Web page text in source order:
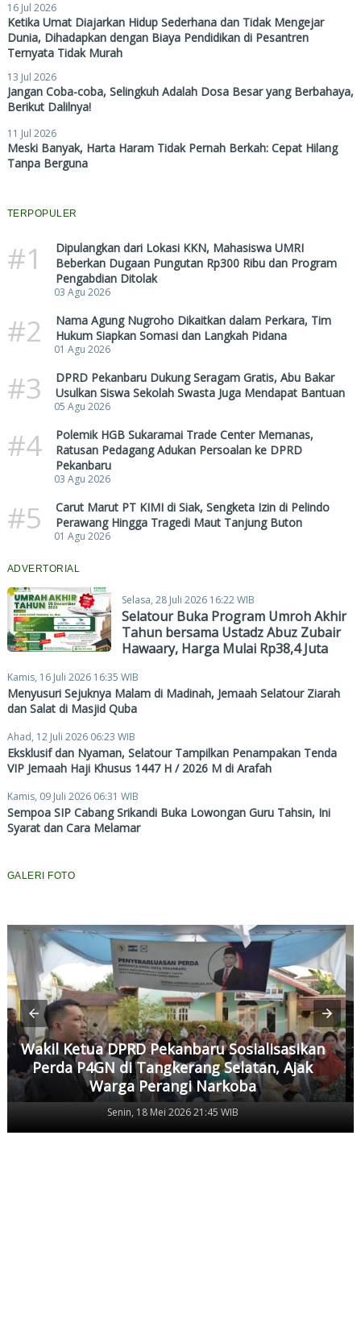
16 Jul 2026
Ketika Umat Diajarkan Hidup Sederhana dan Tidak Mengejar
Dunia, Dihadapkan dengan Biaya Pendidikan di Pesantren
Ternyata Tidak Murah
13 Jul 2026
Jangan Coba-coba, Selingkuh Adalah Dosa Besar yang Berbahaya,
Berikut Dalilnya!
11 Jul 2026
Meski Banyak, Harta Haram Tidak Pernah Berkah: Cepat Hilang
Tanpa Berguna
TERPOPULER
#1
Dipulangkan dari Lokasi KKN, Mahasiswa UMRI
Beberkan Dugaan Pungutan Rp300 Ribu dan Program
Pengabdian Ditolak
03 Agu 2026
#2
Nama Agung Nugroho Dikaitkan dalam Perkara, Tim
Hukum Siapkan Somasi dan Langkah Pidana
01 Agu 2026
#3
DPRD Pekanbaru Dukung Seragam Gratis, Abu Bakar
Usulkan Siswa Sekolah Swasta Juga Mendapat Bantuan
05 Agu 2026
#4
Polemik HGB Sukaramai Trade Center Memanas,
Ratusan Pedagang Adukan Persoalan ke DPRD
Pekanbaru
03 Agu 2026
#5
Carut Marut PT KIMI di Siak, Sengketa Izin di Pelindo
Perawang Hingga Tragedi Maut Tanjung Buton
01 Agu 2026
ADVERTORIAL
Selasa, 28 Juli 2026 16:22 WIB
Selatour Buka Program Umroh Akhir
Tahun bersama Ustadz Abuz Zubair
Hawaary, Harga Mulai Rp38,4 Juta
Kamis, 16 Juli 2026 16:35 WIB
Menyusuri Sejuknya Malam di Madinah, Jemaah Selatour Ziarah
dan Salat di Masjid Quba
Ahad, 12 Juli 2026 06:23 WIB
Eksklusif dan Nyaman, Selatour Tampilkan Penampakan Tenda
VIP Jemaah Haji Khusus 1447 H / 2026 M di Arafah
Kamis, 09 Juli 2026 06:31 WIB
Sempoa SIP Cabang Srikandi Buka Lowongan Guru Tahsin, Ini
Syarat dan Cara Melamar
GALERI FOTO
Wakil Ketua DPRD Pekanbaru Sosialisasikan
Perda P4GN di Tangkerang Selatan, Ajak
Warga Perangi Narkoba
Senin, 18 Mei 2026 21:45 WIB